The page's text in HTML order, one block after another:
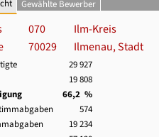
Gewählte Bewerber
070
Ilm-Kreis
70029 Ilmenau, Stadt
29 927
19 808
66,2 %
574
19 234